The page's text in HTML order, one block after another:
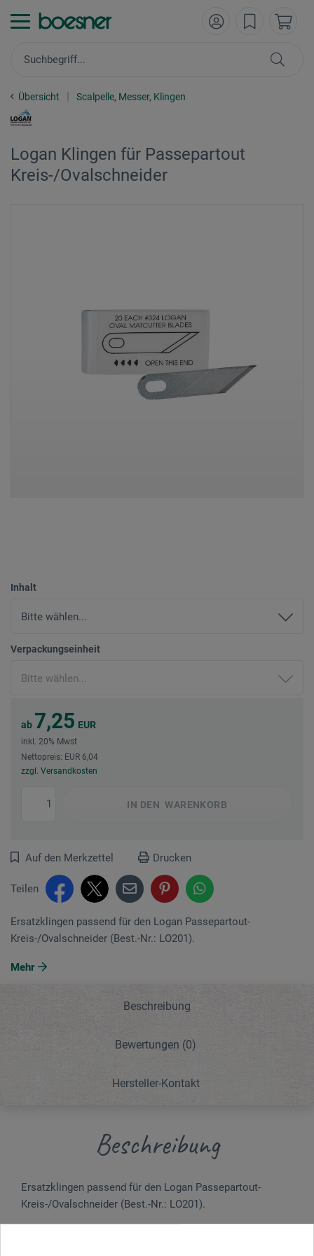
Übersicht Scalpelle, Messer, Klingen
Logan Klingen für Passepartout
Kreis-/Ovalschneider
Inhalt
Verpackungseinheit
ab 7,25 EUR
inkl. 20% Mwst
Nettopreis: EUR 6,04
zzgl. Versandkosten
IN DEN WARENKORB
Auf den Merkzettel Drucken
Teilen
Ersatzklingen passend für den Logan Passepartout-
Kreis-/Ovalschneider (Best.-Nr.: LO201).
Mehr
Beschreibung
Bewertungen (0)
Hersteller-Kontakt
Beschreibung
Ersatzklingen passend für den Logan Passepartout-
Kreis-/Ovalschneider (Best.-Nr.: LO201).